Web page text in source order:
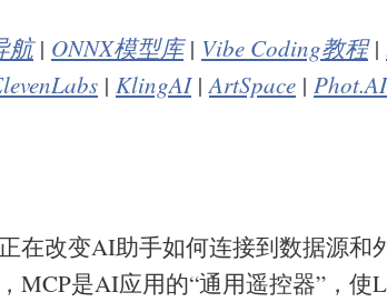
航| ONNX模型库| Vibe Coding教程|
| KlingAI|ArtSpace | Phot.AI
在改变AI助手如何连接到数据源和
MCP是AI应用的“通用遥控器”，使